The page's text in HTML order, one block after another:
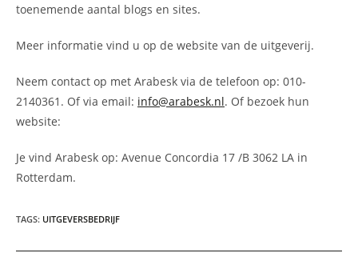
toenemende aantal blogs en sites.
Meer informatie vind u op de website van de uitgeverij.
Neem contact op met Arabesk via de telefoon op: 010-
2140361. Of via email: info@arabesk.nl. Of bezoek hun
website:
Je vind Arabesk op: Avenue Concordia 17 /B 3062 LA in
Rotterdam.
TAGS: UITGEVERSBEDRIJF